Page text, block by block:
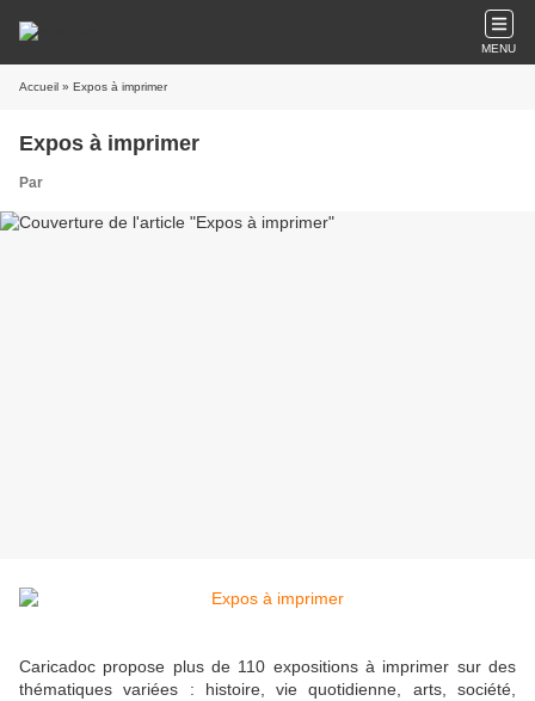
MENU
Accueil » Expos à imprimer
Expos à imprimer
Par
Caricadoc propose plus de 110 expositions à imprimer sur des
thématiques variées : histoire, vie quotidienne, arts, société,